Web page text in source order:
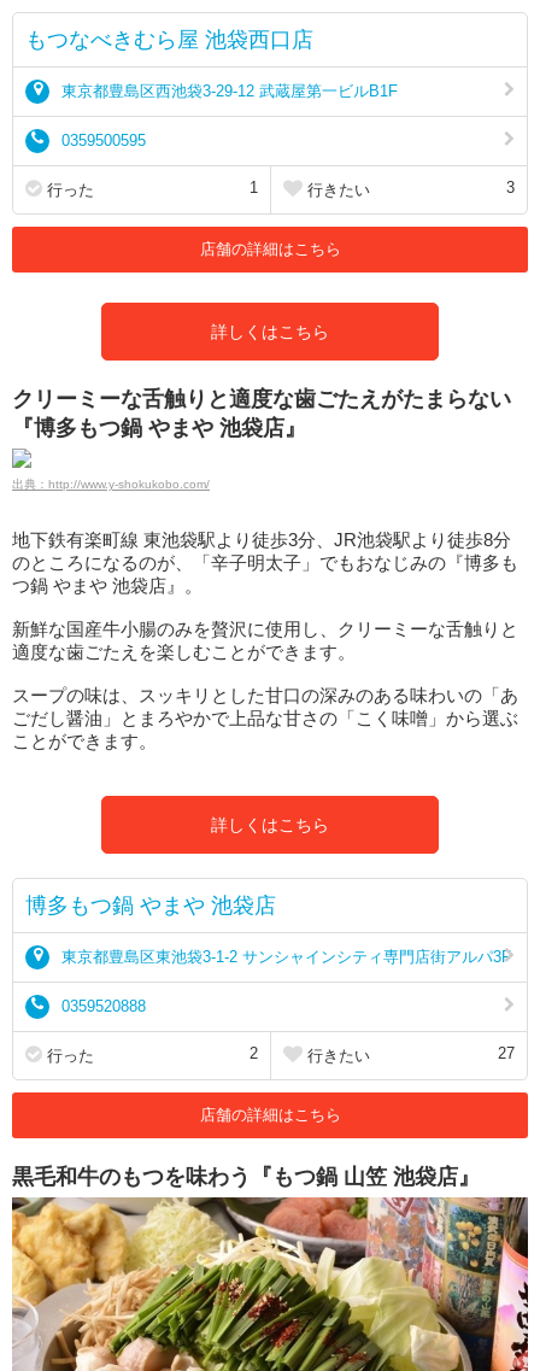
もつなべきむら屋 池袋西口店
東京都豊島区西池袋3-29-12 武蔵屋第一ビルB1F
0359500595
行った 1 行きたい 3
店舗の詳細はこちら
詳しくはこちら
クリーミーな舌触りと適度な歯ごたえがたまらない
『博多もつ鍋 やまや 池袋店』
出典：http://www.y-shokukobo.com/
地下鉄有楽町線 東池袋駅より徒歩3分、JR池袋駅より徒歩8分
のところになるのが、「辛子明太子」でもおなじみの『博多も
つ鍋 やまや 池袋店』。
新鮮な国産牛小腸のみを贅沢に使用し、クリーミーな舌触りと
適度な歯ごたえを楽しむことができます。
スープの味は、スッキリとした甘口の深みのある味わいの「あ
ごだし醤油」とまろやかで上品な甘さの「こく味噌」から選ぶ
ことができます。
詳しくはこちら
博多もつ鍋 やまや 池袋店
東京都豊島区東池袋3-1-2 サンシャインシティ専門店街アルパ3F
0359520888
行った 2 行きたい 27
店舗の詳細はこちら
黒毛和牛のもつを味わう『もつ鍋 山笠 池袋店』